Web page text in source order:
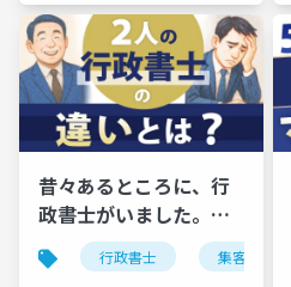
昔々あるところに、行
政書士がいました。集
客・営業の成否の差
は？
行政書士 集客